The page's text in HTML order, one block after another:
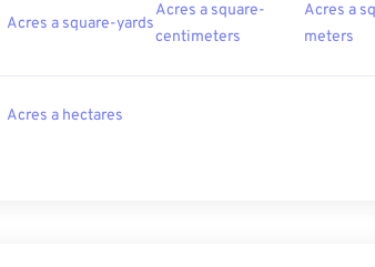
Acres a square-yards
Acres a square-
centimeters
Acres a
meters
Acres a hectares